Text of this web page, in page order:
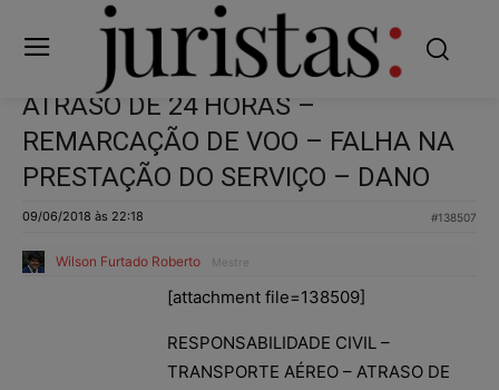
ATRASO DE 24 HORAS –
REMARCAÇÃO DE VOO – FALHA NA
PRESTAÇÃO DO SERVIÇO – DANO
09/06/2018 às 22:18 #138507
Wilson Furtado Roberto Mestre
[attachment file=138509]
RESPONSABILIDADE CIVIL –
TRANSPORTE AÉREO – ATRASO DE